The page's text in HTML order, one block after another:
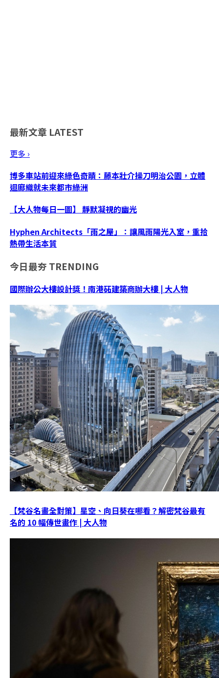
最新文章 LATEST
更多 ›
博多車站前迎來綠色奇蹟：藤本壯介操刀明治公園，立體
迴廊織就未來都市綠洲
【大人物每日一圖】 靜默凝視的幽光
Hyphen Architects「雨之屋」：讓風雨陽光入室，重拾
熱帶生活本質
今日最夯 TRENDING
國際辦公大樓設計獎！南港砳建築商辦大樓 | 大人物
【梵谷名畫全對策】星空、向日葵在哪看？解密梵谷最有
名的 10 幅傳世畫作 | 大人物